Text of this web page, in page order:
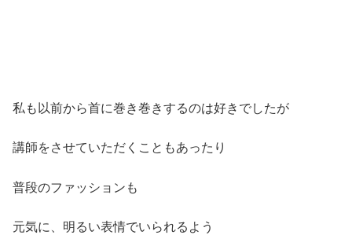
私も以前から首に巻き巻きするのは好きでしたが
講師をさせていただくこともあったり
普段のファッションも
元気に、明るい表情でいられるよう